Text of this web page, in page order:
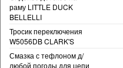
раму LITTLE DUCK
BELLELLI
Тросик переключения
W5056DB CLARK'S
Смазка с тефлоном д/
любой погоды для цепи